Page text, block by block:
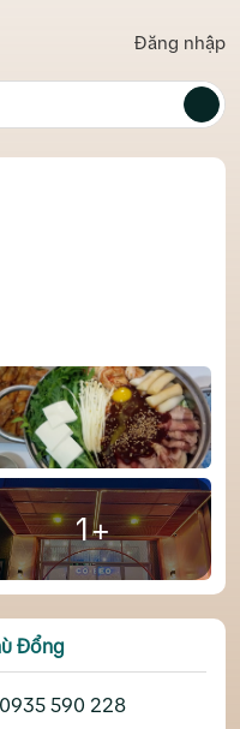
Đăng nhập
1+
Đổng
0935 590 228